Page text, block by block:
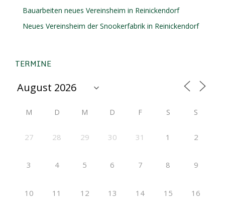
Bauarbeiten neues Vereinsheim in Reinickendorf
Neues Vereinsheim der Snookerfabrik in Reinickendorf
TERMINE
M D M D F S S
27 28 29 30 31 1 2
3 4 5 6 7 8 9
10 11 12 13 14 15 16